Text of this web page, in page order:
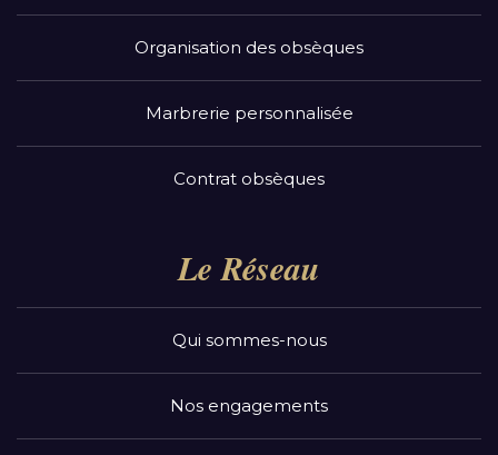
Organisation des obsèques
Marbrerie personnalisée
Contrat obsèques
Le Réseau
Qui sommes-nous
Nos engagements